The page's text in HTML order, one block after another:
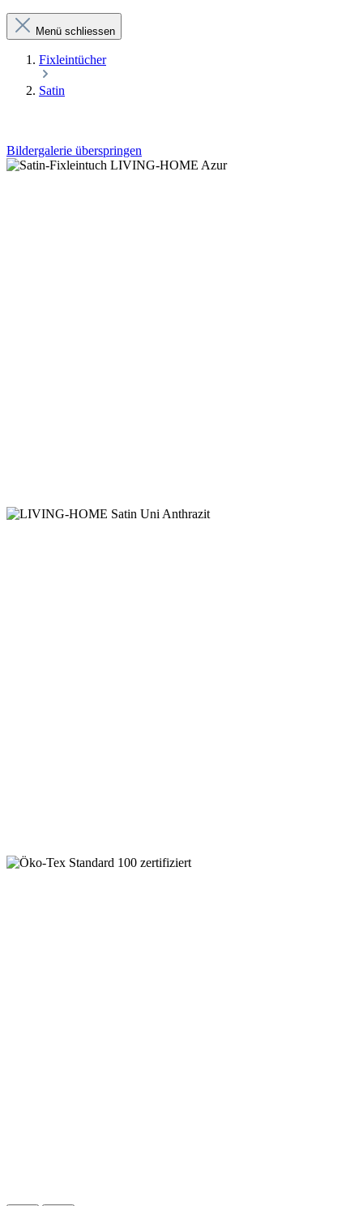
Menü schliessen
Fixleintücher
Satin
Bildergalerie überspringen